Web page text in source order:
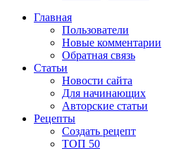
Главная
Пользователи
Новые комментарии
Обратная связь
Статьи
Новости сайта
Для начинающих
Авторские статьи
Рецепты
Создать рецепт
ТОП 50